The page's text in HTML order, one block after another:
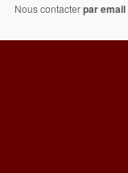
Nous contacterpar email